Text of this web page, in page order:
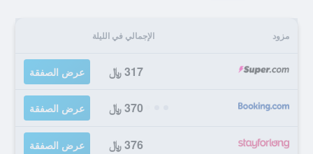
مزود الإجمالي في الليلة
317 ﷼ عرض الصفقة
370 ﷼ عرض الصفقة
376 ﷼ عرض الصفقة